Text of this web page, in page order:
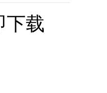
下载